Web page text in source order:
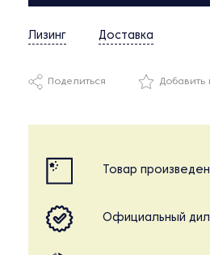
Лизинг Доставка
Поделиться Добавить
Товар
Официальный